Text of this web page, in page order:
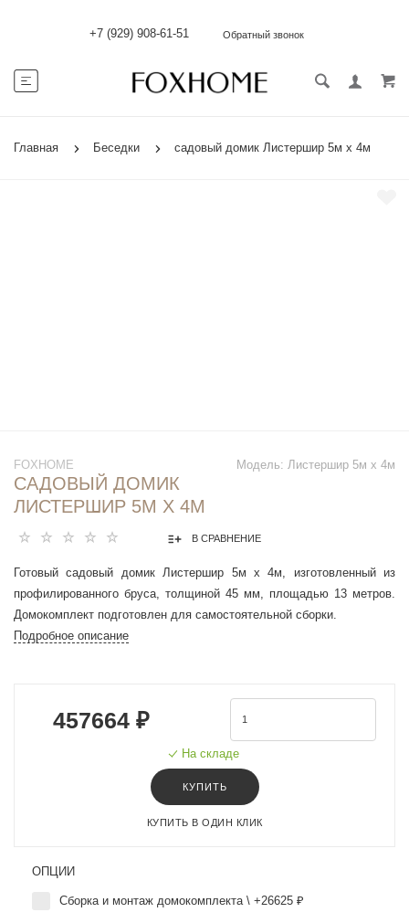
+7 (929) 908-61-51 Обратный звонок
Главная Беседки садовый домик Листершир 5м х 4м
Модель: Листершир 5м х 4м
FOXHOME
САДОВЫЙ ДОМИК
ЛИСТЕРШИР 5М Х 4М
В СРАВНЕНИЕ
Готовый садовый домик Листершир 5м х 4м, изготовленный из
профилированного бруса, толщиной 45 мм, площадью 13 метров.
Домокомплект подготовлен для самостоятельной сборки.
Подробное описание
457664 ₽
На складе
КУПИТЬ
КУПИТЬ В ОДИН КЛИК
ОПЦИИ
Сборка и монтаж домокомплекта \ +26625 ₽